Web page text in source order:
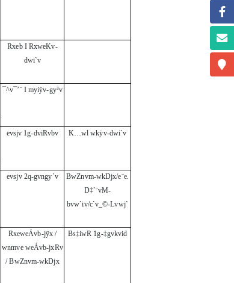
Rxeb I RxweKv-
dwi`v
¯^v¯’¨ I myiÿv-gy³v
evsjv 1g-dviRvbv K…wl wkÿv-dwi`v
evsjv 2q-gvngy`v
BwZnvm-wkDjx/e¨e.
D‡`¨vM-
bvw`iv/c`v_©-Lvwj`
RxeweÁvb-jÿx /
wnmve weÁvb-jxRv
/ BwZnvm-wkDjx
Bs‡iwR 1g-‡gvkvid